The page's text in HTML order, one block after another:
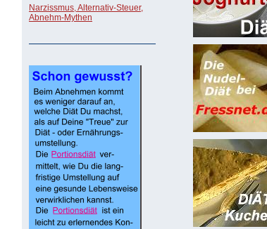
Narzissmus, Alternativ-Steuer,
Abnehm-Mythen